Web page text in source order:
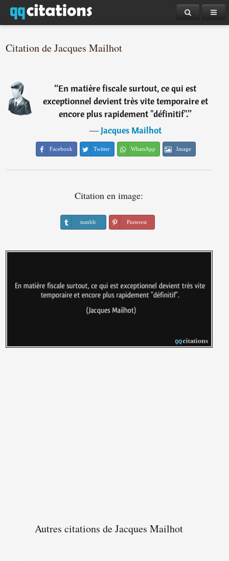
Citation de Jacques Mailhot
“En matière fiscale surtout, ce qui est
exceptionnel devient très vite temporaire et
encore plus rapidement "définitif".”
―Jacques Mailhot
Facebook Twitter WhatsApp Image
Citation en image:
tumblr Pinterest
Autres citations de Jacques Mailhot